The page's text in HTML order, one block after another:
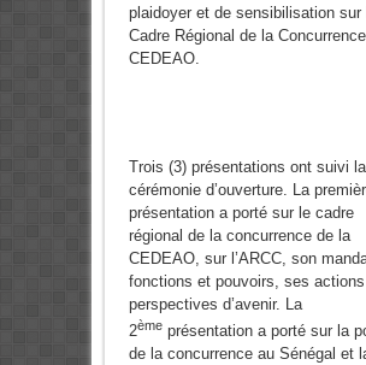
plaidoyer et de sensibilisation sur
Cadre Régional de la
CEDEAO.
Trois (3) présentations ont suivi la
cérémonie d’ouverture. La
présentation a porté sur le cadre
régional de la concurrence de la
CEDEAO, sur l’ARCC, son
fonctions et pouvoirs, ses
perspectives d’avenir. La
2èmeprésentation a porté sur la
de la concurrence au Sénégal et